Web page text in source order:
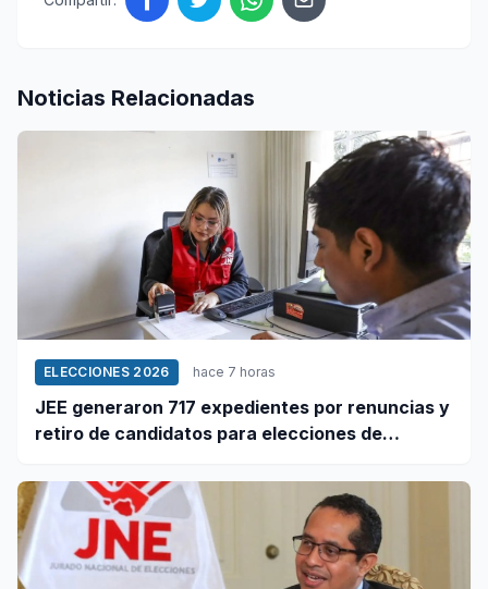
Noticias Relacionadas
ELECCIONES 2026 hace 7 horas
JEE generaron 717 expedientes por renuncias y
retiro de candidatos para elecciones de